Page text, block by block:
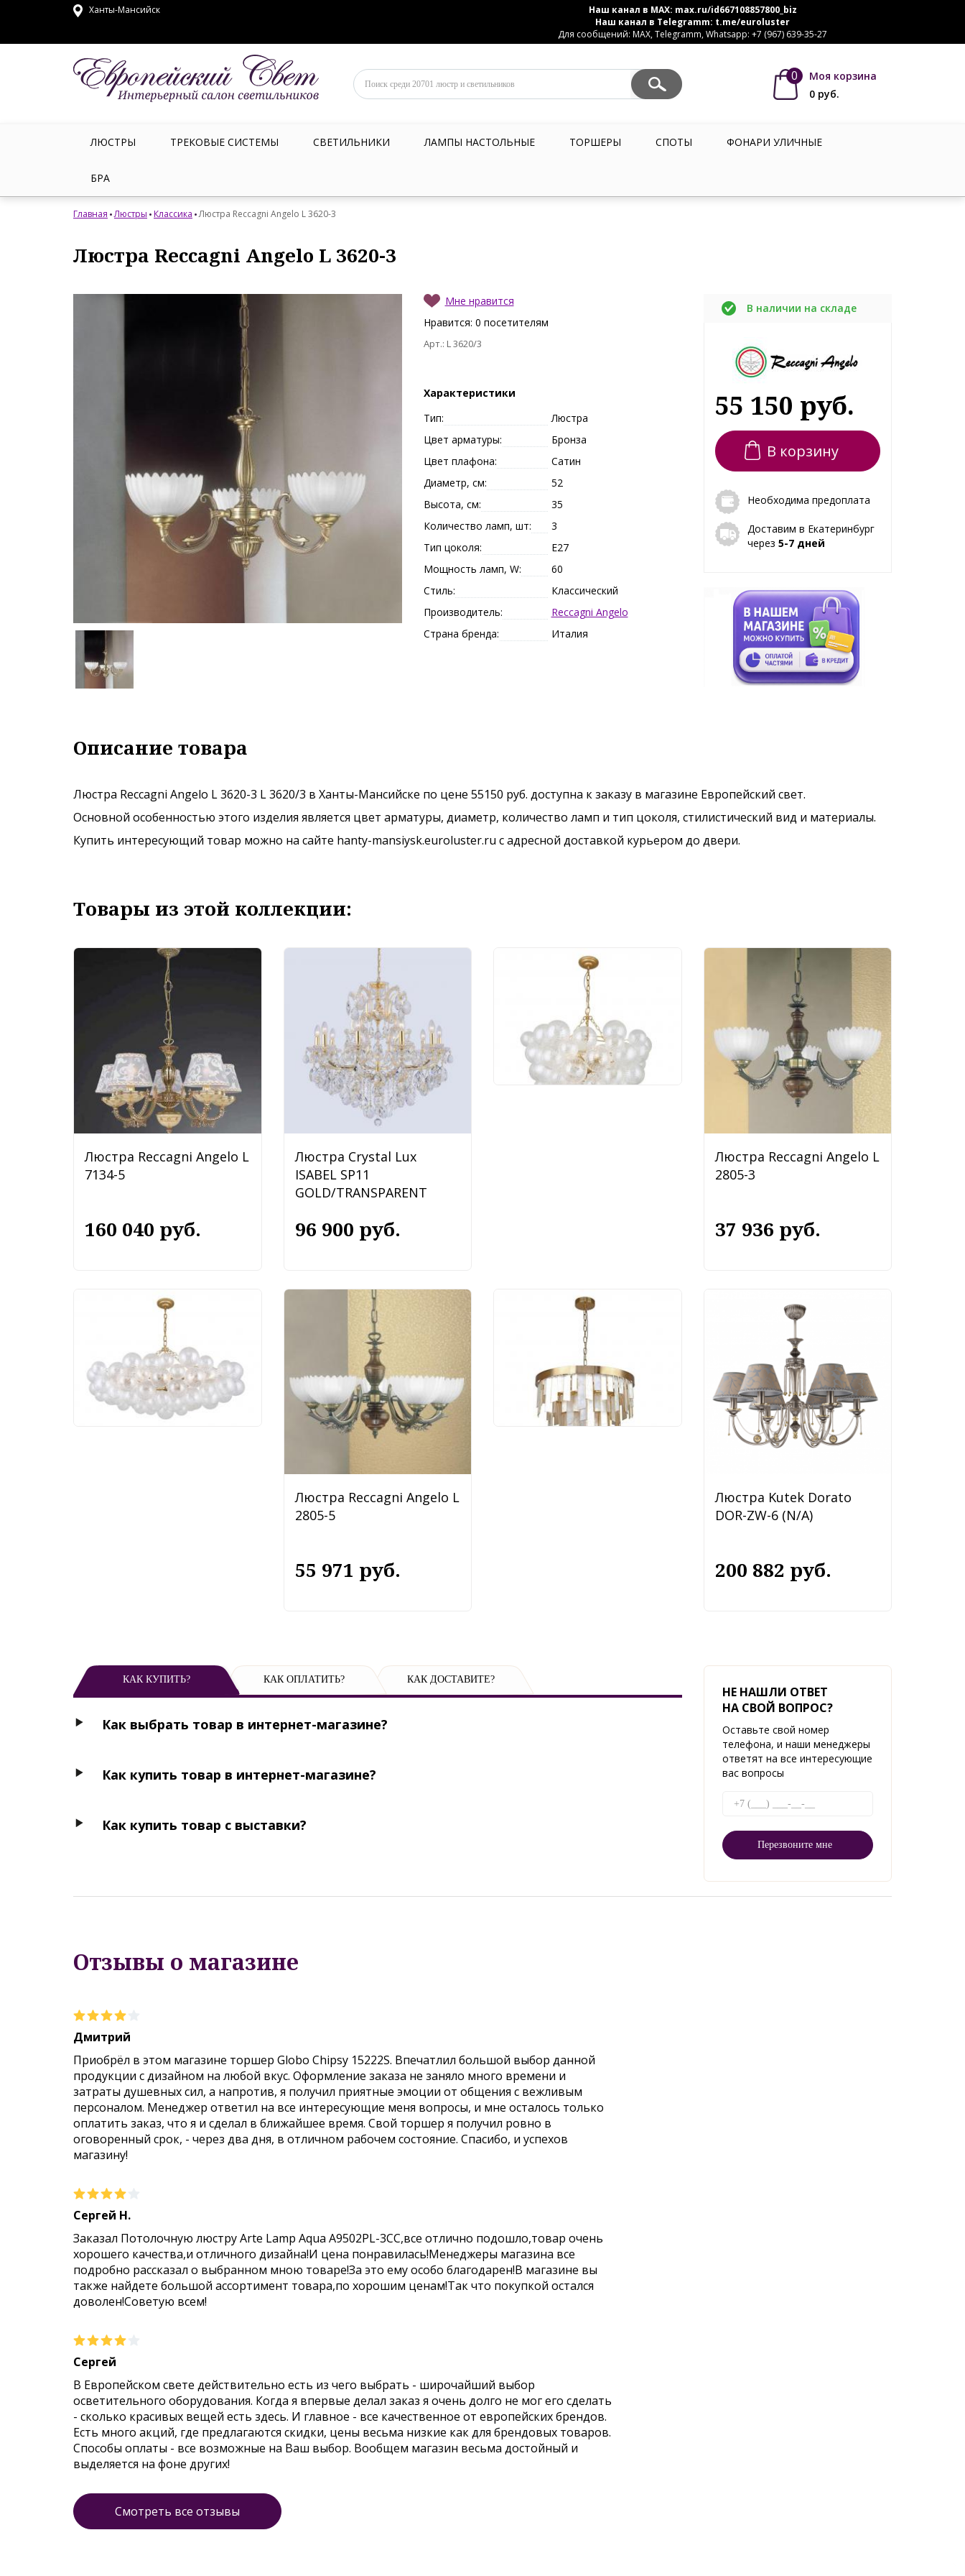
Ханты-Мансийск Наш канал в MAX: max.ru/id667108857800_biz
Наш канал в Telegramm: t.me/euroluster
Для сообщений: MAX, Telegramm, Whatsapp: +7 (967) 639-35-27
0
Моя корзина
0 руб.
ЛЮСТРЫ ТРЕКОВЫЕ СИСТЕМЫ СВЕТИЛЬНИКИ ЛАМПЫ НАСТОЛЬНЫЕ ТОРШЕРЫ СПОТЫ ФОНАРИ УЛИЧНЫЕ
БРА
Главная Люстры Классика Люстра Reccagni Angelo L 3620-3
Люстра Reccagni Angelo L 3620-3
Мне нравится
Нравится: 0 посетителям
Арт.: L 3620/3
Характеристики
Тип:
Люстра
Цвет арматуры:
Бронза
Цвет плафона:
Сатин
Диаметр, см:
52
Высота, см:
35
Количество ламп, шт:
3
Тип цоколя:
E27
Мощность ламп, W:
60
Стиль:
Классический
Производитель:
Reccagni Angelo
Страна бренда:
Италия
В наличии на складе
55 150 руб.
В корзину
Необходима предоплата
Доставим в Екатеринбург
через 5-7 дней
Описание товара
Люстра Reccagni Angelo L 3620-3 L 3620/3 в Ханты-Мансийске по цене 55150 руб. доступна к заказу в магазине Европейский свет.
Основной особенностью этого изделия является цвет арматуры, диаметр, количество ламп и тип цоколя, стилистический вид и материалы.
Купить интересующий товар можно на сайте hanty-mansiysk.euroluster.ru с адресной доставкой курьером до двери.
Товары из этой коллекции:
Люстра Reccagni Angelo L
7134-5
160 040 руб.
Люстра Crystal Lux
ISABEL SP11
GOLD/TRANSPARENT
96 900 руб.
Люстра Favourite
Multibulla 4202-6P
91 620 руб.
Люстра Reccagni Angelo L
2805-3
37 936 руб.
Люстра Favourite
Multibulla 4202-10P
113 760 руб.
Люстра Reccagni Angelo L
2805-5
55 971 руб.
Люстра Favourite Shally
88 920 руб.
Люстра Kutek Dorato
DOR-ZW-6 (N/A)
200 882 руб.
КАК КУПИТЬ? КАК ОПЛАТИТЬ? КАК ДОСТАВИТЕ?
Как выбрать товар в интернет-магазине?
Как купить товар в интернет-магазине?
Как купить товар с выставки?
НЕ НАШЛИ ОТВЕТ
НА СВОЙ ВОПРОС?
Оставьте свой номер
телефона, и наши менеджеры
ответят на все интересующие
вас вопросы
Отзывы о магазине
Дмитрий
Приобрёл в этом магазине торшер Globo Chipsy 15222S. Впечатлил большой выбор данной
продукции с дизайном на любой вкус. Оформление заказа не заняло много времени и
затраты душевных сил, а напротив, я получил приятные эмоции от общения с вежливым
персоналом. Менеджер ответил на все интересующие меня вопросы, и мне осталось только
оплатить заказ, что я и сделал в ближайшее время. Свой торшер я получил ровно в
оговоренный срок, - через два дня, в отличном рабочем состояние. Спасибо, и успехов
магазину!
Сергей Н.
Заказал Потолочную люстру Arte Lamp Aqua A9502PL-3CC,все отлично подошло,товар очень
хорошего качества,и отличного дизайна!И цена понравилась!Менеджеры магазина все
подробно рассказал о выбранном мною товаре!За это ему особо благодарен!В магазине вы
также найдете большой ассортимент товара,по хорошим ценам!Так что покупкой остался
доволен!Советую всем!
Сергей
В Европейском свете действительно есть из чего выбрать - широчайший выбор
осветительного оборудования. Когда я впервые делал заказ я очень долго не мог его сделать
- сколько красивых вещей есть здесь. И главное - все качественное от европейских брендов.
Есть много акций, где предлагаются скидки, цены весьма низкие как для брендовых товаров.
Способы оплаты - все возможные на Ваш выбор. Вообщем магазин весьма достойный и
выделяется на фоне других!
Смотреть все отзывы